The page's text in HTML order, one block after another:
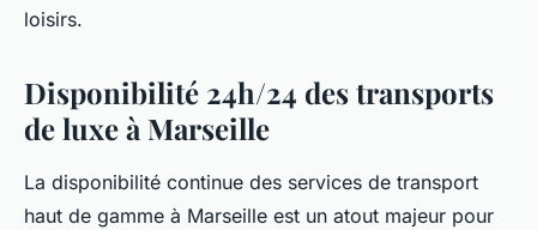
loisirs.
Disponibilité 24h/24 des transports
de luxe à Marseille
La disponibilité continue des services de transport
haut de gamme à Marseille est un atout majeur pour